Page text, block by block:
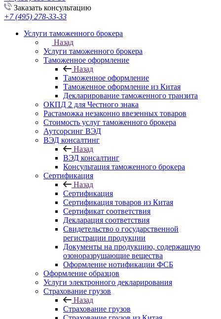
Заказать консультацию
+7 (495) 278-33-33
Услуги таможенного брокера
Назад
Услуги таможенного брокера
Таможенное оформление
Назад
Таможенное оформление
Таможенное оформление из Китая
Декларирование таможенного транзита
ОКПД 2 для Честного знака
Растаможка незаконно ввезенных товаров
Стоимость услуг таможенного брокера
Аутсорсинг ВЭД
ВЭД консалтинг
Назад
ВЭД консалтинг
Консультация таможенного брокера
Сертификация
Назад
Сертификация
Сертификация товаров из Китая
Сертификат соответствия
Декларация соответствия
Свидетельство о государственной
регистрации продукции
Документы на продукцию, содержащую
озоноразрушающие вещества
Оформление нотификации ФСБ
Оформление образцов
Услуги электронного декларирования
Страхование грузов
Назад
Страхование грузов